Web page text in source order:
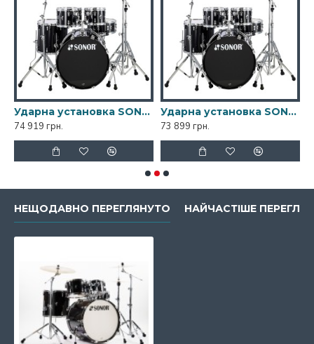
Ударна установка SONOR AQ1 Piano Black Stage Set
74 919 грн.
Ударна установка SONOR AQ1 Piano Black Studio Set
73 899 грн.
НЕЩОДАВНО ПЕРЕГЛЯНУТО НАЙЧАСТІШЕ